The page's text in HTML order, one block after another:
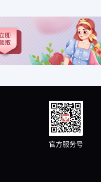
官方服务号